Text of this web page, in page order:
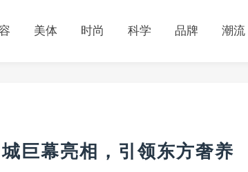
美体 时尚 科学 品牌 潮流
巨幕亮相，引领东方奢养